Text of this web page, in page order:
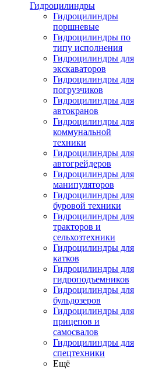
Гидроцилиндры
Гидроцилиндры
поршневые
Гидроцилиндры по
типу исполнения
Гидроцилиндры для
экскаваторов
Гидроцилиндры для
погрузчиков
Гидроцилиндры для
автокранов
Гидроцилиндры для
коммунальной
техники
Гидроцилиндры для
автогрейдеров
Гидроцилиндры для
манипуляторов
Гидроцилиндры для
буровой техники
Гидроцилиндры для
тракторов и
сельхозтехники
Гидроцилиндры для
катков
Гидроцилиндры для
гидроподъемников
Гидроцилиндры для
бульдозеров
Гидроцилиндры для
прицепов и
самосвалов
Гидроцилиндры для
спецтехники
Ещё